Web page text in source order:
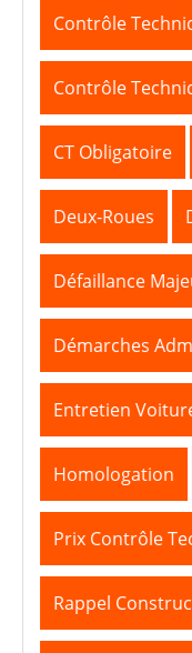
Contrôle
Contrôle
CT Obligatoire
Deux-Roues
Défaillance
Démarches
Entretien
Homologation
Prix Contrôle
Rappel